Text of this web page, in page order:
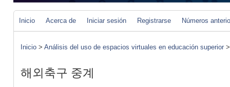
Inicio Acerca de Iniciar sesión Registrarse Números
Inicio > Análisis del uso de espacios virtuales en educación superior
해외축구 중계